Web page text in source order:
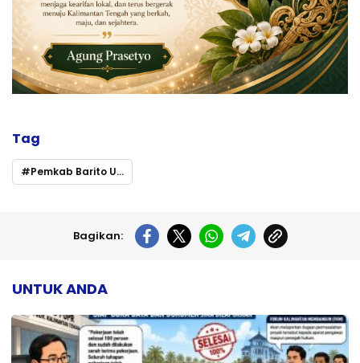
Tag
Pemkab Barito Utara
Bagikan:
UNTUK ANDA